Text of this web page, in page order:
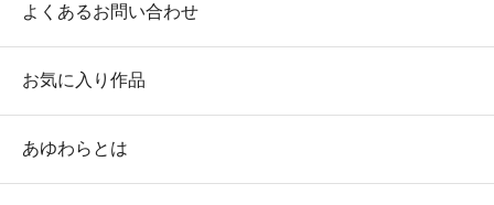
よくあるお問い合わせ
お気に入り作品
あゆわらとは